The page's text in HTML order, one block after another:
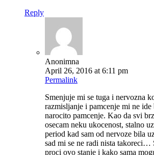
Reply
Anonimna
April 26, 2016 at 6:11 pm
Permalink
Smenjuje mi se tuga i nervozna
razmisljanje i pamcenje mi ne ide
narocito pamcenje. Kao da svi
osecam neku ukocenost, stalno
period kad sam od nervoze bila
sad mi se ne radi nista takoreci…
proci ovo stanje i kako sama